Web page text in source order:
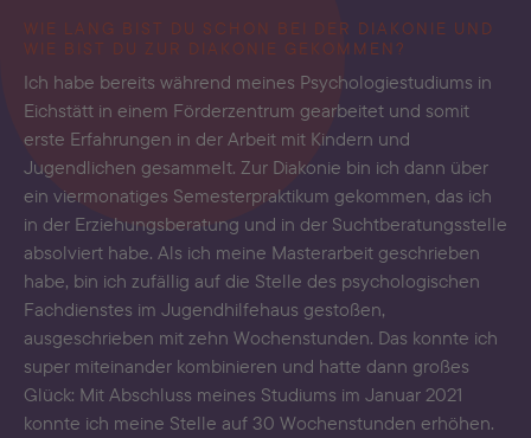
WIE LANG BIST DU SCHON BEI DER DIAKONIE UND
WIE BIST DU ZUR DIAKONIE GEKOMMEN?
Ich habe bereits während meines Psychologiestudiums in
Eichstätt in einem Förderzentrum gearbeitet und somit
erste Erfahrungen in der Arbeit mit Kindern und
Jugendlichen gesammelt. Zur Diakonie bin ich dann über
ein viermonatiges Semesterpraktikum gekommen, das ich
in der Erziehungsberatung und in der Suchtberatungsstelle
absolviert habe. Als ich meine Masterarbeit geschrieben
habe, bin ich zufällig auf die Stelle des psychologischen
Fachdienstes im Jugendhilfehaus gestoßen,
ausgeschrieben mit zehn Wochenstunden. Das konnte ich
super miteinander kombinieren und hatte dann großes
Glück: Mit Abschluss meines Studiums im Januar 2021
konnte ich meine Stelle auf 30 Wochenstunden erhöhen.